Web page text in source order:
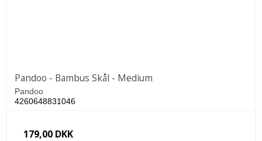
Pandoo - Bambus Skål - Medium
Pandoo
4260648831046
179,00 DKK